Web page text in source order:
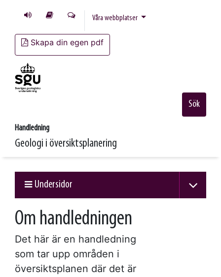
Våra webbplatser
Skapa din egen pdf
Handledning
Geologi i översikts­planering
Sök
Undersidor
Om handledningen
Det här är en handledning
som tar upp områden i
översiktsplanen där det är